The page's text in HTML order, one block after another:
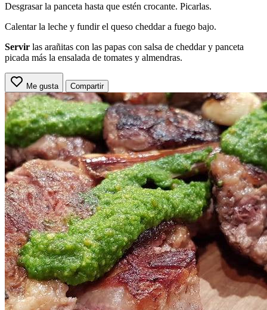
Desgrasar la panceta hasta que estén crocante. Picarlas.
Calentar la leche y fundir el queso cheddar a fuego bajo.
Servir las arañitas con las papas con salsa de cheddar y panceta
picada más la ensalada de tomates y almendras.
Me gusta Compartir